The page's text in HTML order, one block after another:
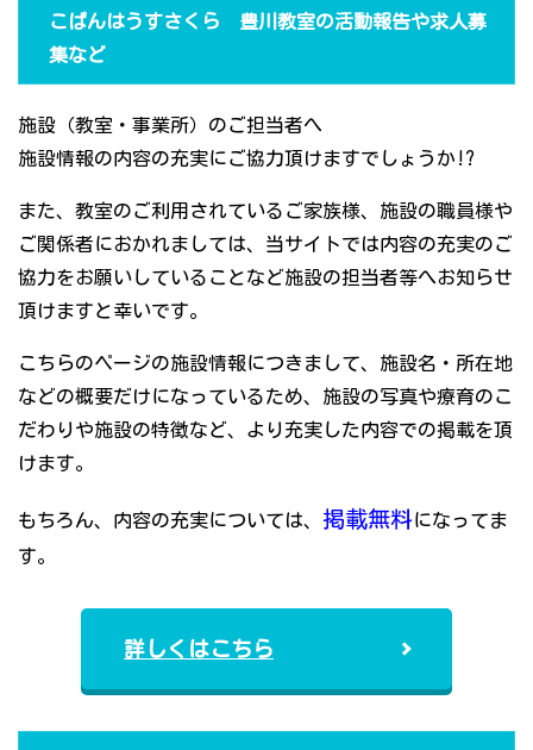
こぱんはうすさくら 豊川教室の活動報告や求人募
集など
施設（教室・事業所）のご担当者へ
施設情報の内容の充実にご協力頂けますでしょうか!?
また、教室のご利用されているご家族様、施設の職員様や
ご関係者におかれましては、当サイトでは内容の充実のご
協力をお願いしていることなど施設の担当者等へお知らせ
頂けますと幸いです。
こちらのページの施設情報につきまして、施設名・所在地
などの概要だけになっているため、施設の写真や療育のこ
だわりや施設の特徴など、より充実した内容での掲載を頂
けます。
もちろん、内容の充実については、 掲載無料になってま
す。
詳しくはこちら